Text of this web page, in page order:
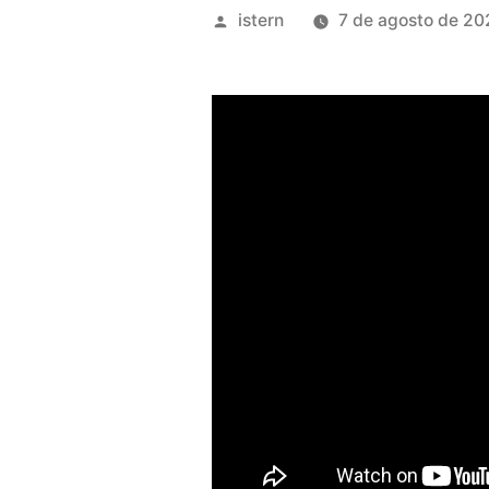
Publicado
istern 7 de agosto de